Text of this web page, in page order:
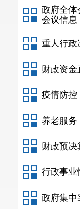
政府全体
会议信息
重大行政
财政资金
疫情防控
养老服务
财政预决
行政事业
政府集中